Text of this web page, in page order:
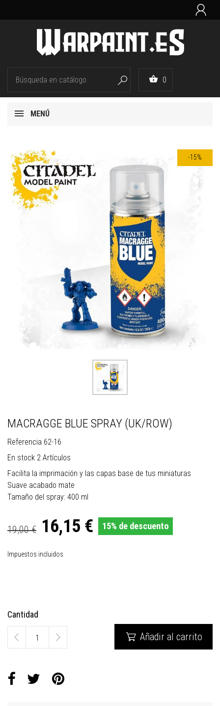

  0
MENÚ
-15%
MACRAGGE BLUE SPRAY (UK/ROW)
Referencia 62-16
En stock 2 Artículos
Facilita la imprimación y las capas base de tus miniaturas
Suave acabado mate
Tamaño del spray: 400 ml
19,00 € 16,15 € 15% de descuento
Impuestos incluidos
Cantidad
 Añadir al carrito